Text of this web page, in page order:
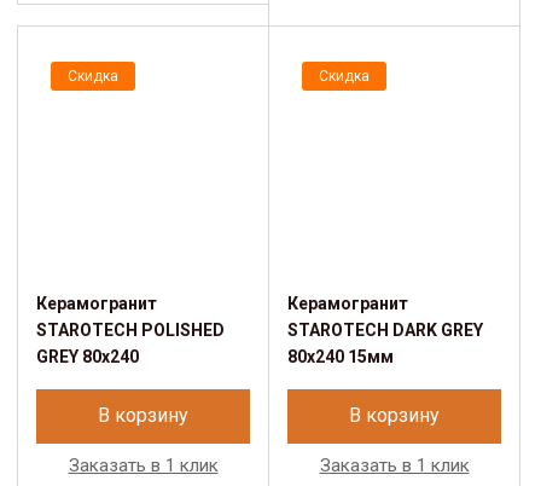
Скидка
Керамогранит
STAROTECH POLISHED
GREY 80х240
В корзину
Заказать в 1 клик
Скидка
Керамогранит
STAROTECH DARK GREY
80х240 15мм
В корзину
Заказать в 1 клик